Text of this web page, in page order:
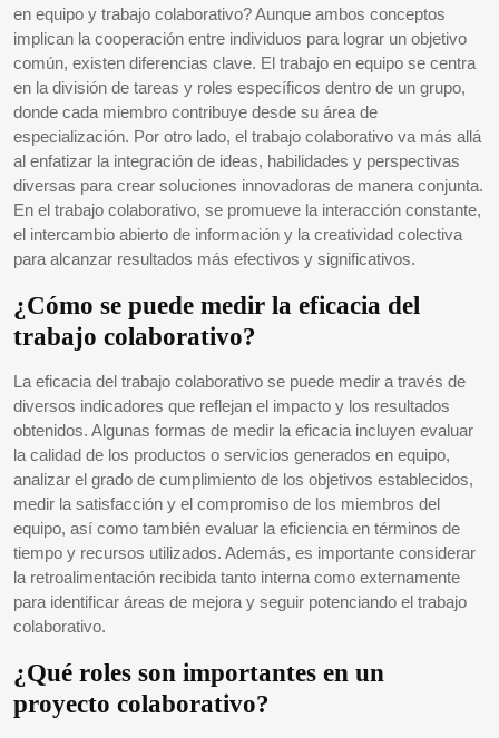
en equipo y trabajo colaborativo? Aunque ambos conceptos
implican la cooperación entre individuos para lograr un objetivo
común, existen diferencias clave. El trabajo en equipo se centra
en la división de tareas y roles específicos dentro de un grupo,
donde cada miembro contribuye desde su área de
especialización. Por otro lado, el trabajo colaborativo va más allá
al enfatizar la integración de ideas, habilidades y perspectivas
diversas para crear soluciones innovadoras de manera conjunta.
En el trabajo colaborativo, se promueve la interacción constante,
el intercambio abierto de información y la creatividad colectiva
para alcanzar resultados más efectivos y significativos.
¿Cómo se puede medir la eficacia del
trabajo colaborativo?
La eficacia del trabajo colaborativo se puede medir a través de
diversos indicadores que reflejan el impacto y los resultados
obtenidos. Algunas formas de medir la eficacia incluyen evaluar
la calidad de los productos o servicios generados en equipo,
analizar el grado de cumplimiento de los objetivos establecidos,
medir la satisfacción y el compromiso de los miembros del
equipo, así como también evaluar la eficiencia en términos de
tiempo y recursos utilizados. Además, es importante considerar
la retroalimentación recibida tanto interna como externamente
para identificar áreas de mejora y seguir potenciando el trabajo
colaborativo.
¿Qué roles son importantes en un
proyecto colaborativo?